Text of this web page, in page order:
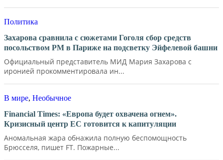
Политика
Захарова сравнила с сюжетами Гоголя сбор средств
посольством РМ в Париже на подсветку Эйфелевой башни
Официальный представитель МИД Мария Захарова с
иронией прокомментировала ин...
В мире, Необычное
Financial Times: «Европа будет охвачена огнем».
Кризисный центр ЕС готовится к капитуляции
Аномальная жара обнажила полную беспомощность
Брюсселя, пишет FT. Пожарные...